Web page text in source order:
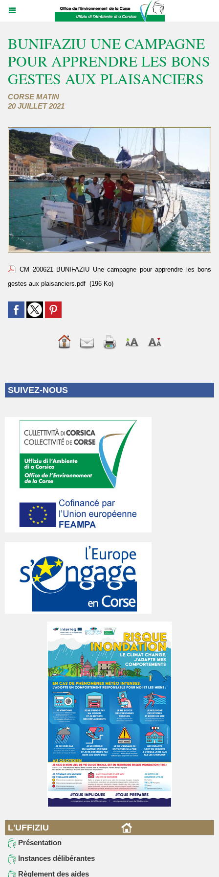
BUNIFAZIU UNE CAMPAGNE
POUR APPRENDRE LES BONS
GESTES AUX PLAISANCIERS
CORSE MATIN
20 JUILLET 2021
CM 200621 BUNIFAZIU Une campagne pour apprendre les bons
gestes aux plaisanciers.pdf (196 Ko)
SUIVEZ-NOUS
L'UFFIZIU
Présentation
Instances délibérantes
Règlement des aides